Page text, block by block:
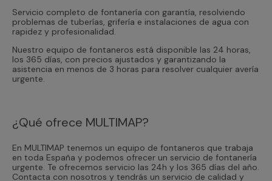
Servicio completo de fontanería con garantía, resolviendo
problemas de tuberías, grifería e instalaciones de agua con
rapidez y profesionalidad.
Nuestro equipo de fontaneros está disponible las 24 horas,
los 365 días, con precios ajustados y garantizando la
asistencia en menos de 3 horas para resolver cualquier avería
urgente.
¿Qué ofrece MULTIMAP?
En MULTIMAP tenemos un equipo de fontaneros que trabaja
en toda España y podemos ofrecer un servicio de fontanería
urgente. Te ofrecemos servicio las 24h y los 365 días del año.
Contacta con nosotros y tendrás un servicio de calidad y